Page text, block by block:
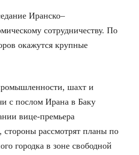
Иранско–
сотрудничеству. По
окажутся крупные
шахт и
с послом Ирана в Баку
вице-премьера
рассмотрят планы по
городка в зоне свободной